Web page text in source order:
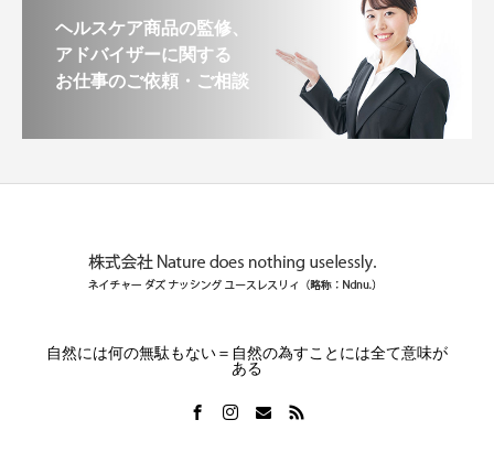
ヘルスケア商品の監修、
アドバイザーに関する
お仕事のご依頼・ご相談
自然には何の無駄もない＝自然の為すことには全て意味が
ある